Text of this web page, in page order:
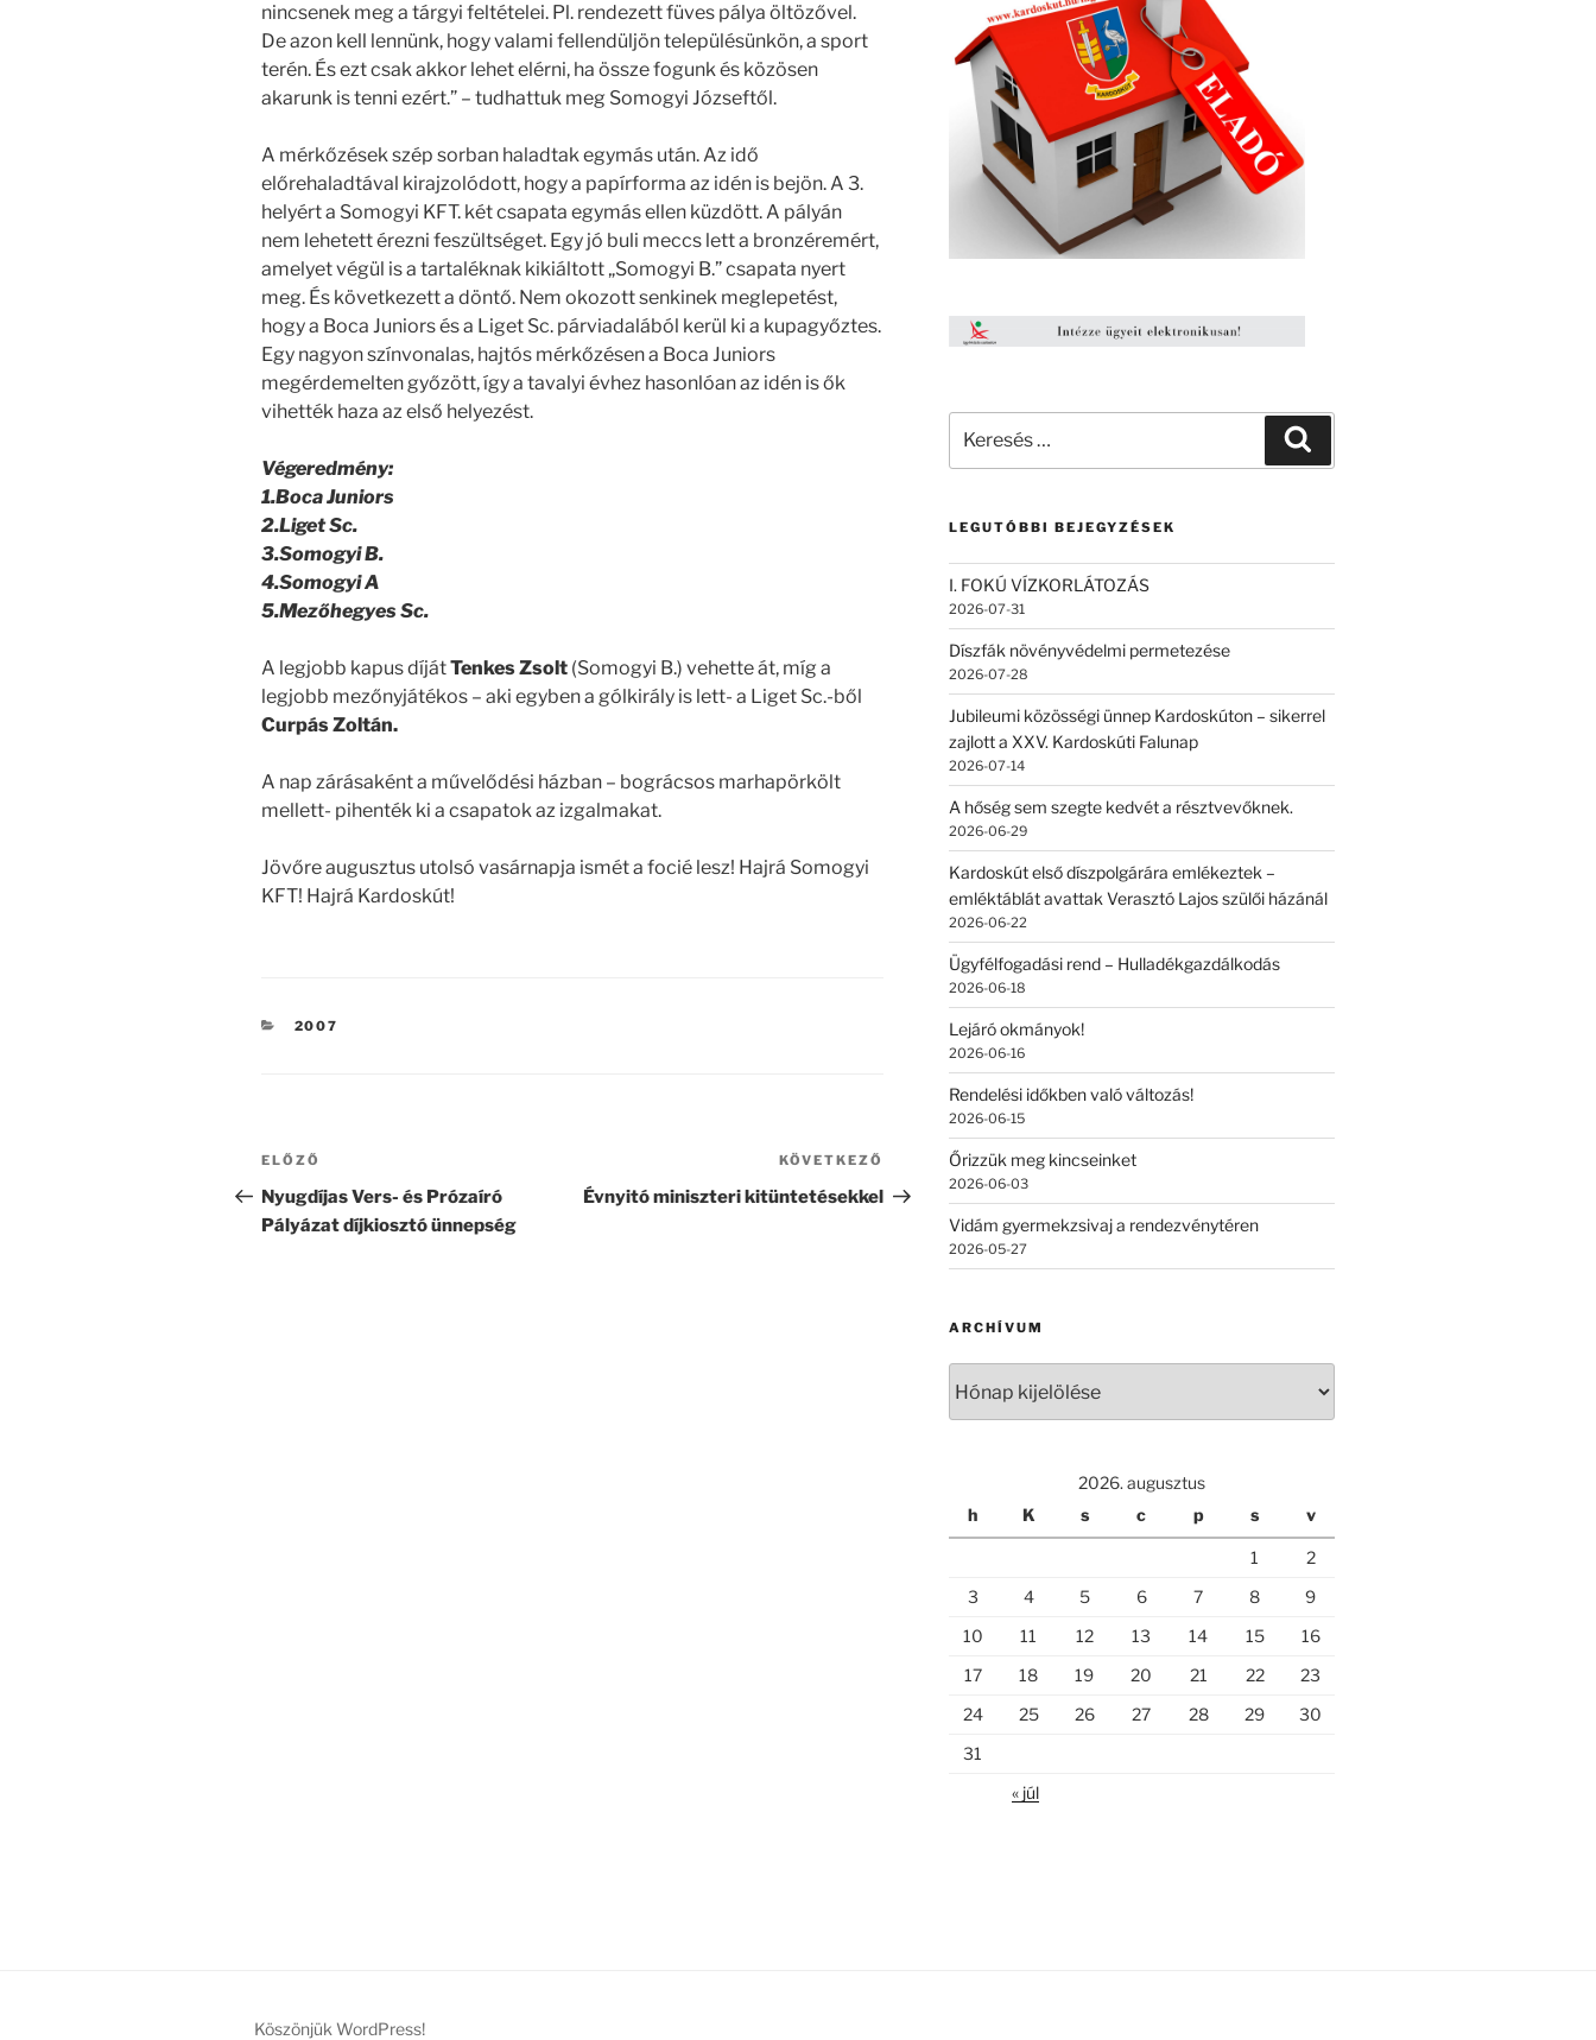
nincsenek meg a tárgyi feltételei. Pl. rendezett füves pálya öltözővel.
De azon kell lennünk, hogy valami fellendüljön településünkön, a sport
terén. És ezt csak akkor lehet elérni, ha össze fogunk és közösen
akarunk is tenni ezért.” – tudhattuk meg Somogyi Józseftől.
A mérkőzések szép sorban haladtak egymás után. Az idő
előrehaladtával kirajzolódott, hogy a papírforma az idén is bejön. A 3.
helyért a Somogyi KFT. két csapata egymás ellen küzdött. A pályán
nem lehetett érezni feszültséget. Egy jó buli meccs lett a bronzéremért,
amelyet végül is a tartaléknak kikiáltott „Somogyi B.” csapata nyert
meg. És következett a döntő. Nem okozott senkinek meglepetést,
hogy a Boca Juniors és a Liget Sc. párviadalából kerül ki a kupagyőztes.
Egy nagyon színvonalas, hajtós mérkőzésen a Boca Juniors
megérdemelten győzött, így a tavalyi évhez hasonlóan az idén is ők
vihették haza az első helyezést.
Végeredmény:
1.Boca Juniors
2.Liget Sc.
3.Somogyi B.
4.Somogyi A
5.Mezőhegyes Sc.
A legjobb kapus díjátTenkes Zsolt (Somogyi B.) vehette át, míg a
legjobb mezőnyjátékos – aki egyben a gólkirály is lett- a Liget Sc.-ből
Curpás Zoltán.
A nap zárásaként a művelődési házban – bográcsos marhapörkölt
mellett- pihenték ki a csapatok az izgalmakat.
Jövőre augusztus utolsó vasárnapja ismét a focié lesz! Hajrá Somogyi
KFT! Hajrá Kardoskút!
KATEGÓRIÁK
2007
Bejegyzés
navigáció
Korábbi
bejegyzés
ELŐZŐ
Nyugdíjas Vers- és Prózaíró
Pályázat díjkiosztó ünnepség
Következő
bejegyzés
KÖVETKEZŐ
Évnyitó miniszteri kitüntetésekkel
következő
LEGUTÓBBI BEJEGYZÉSEK
I. FOKÚ VÍZKORLÁTOZÁS
2026-07-31
Díszfák növényvédelmi permetezése
2026-07-28
Jubileumi közösségi ünnep Kardoskúton – sikerrel
zajlott a XXV. Kardoskúti Falunap
2026-07-14
A hőség sem szegte kedvét a résztvevőknek.
2026-06-29
Kardoskút első díszpolgárára emlékeztek –
emléktáblát avattak Verasztó Lajos szülői házánál
2026-06-22
Ügyfélfogadási rend – Hulladékgazdálkodás
2026-06-18
Lejáró okmányok!
2026-06-16
Rendelési időkben való változás!
2026-06-15
Őrizzük meg kincseinket
2026-06-03
Vidám gyermekzsivaj a rendezvénytéren
2026-05-27
ARCHÍVUM
2026. augusztus
h
K s c p s v
1
2
3
4 5 6 7 8
9
10
11 12 13 14 15
16
17
18 19 20 21 22
23
24
25 26 27 28 29
30
31
« júl
Köszönjük WordPress!